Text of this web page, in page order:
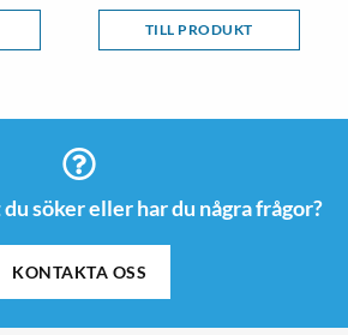
TILL PRODUKT
söker eller har du några frågor?
KONTAKTA OSS